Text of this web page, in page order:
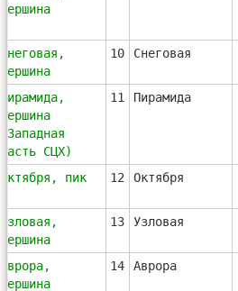
вершина
Снеговая,
вершина
10 Снеговая
Пирамида,
вершина
(Западная
часть СЦХ)
11 Пирамида
Октября, пик 12 Октября
Узловая,
вершина
13 Узловая
Аврора,
вершина
14 Аврора